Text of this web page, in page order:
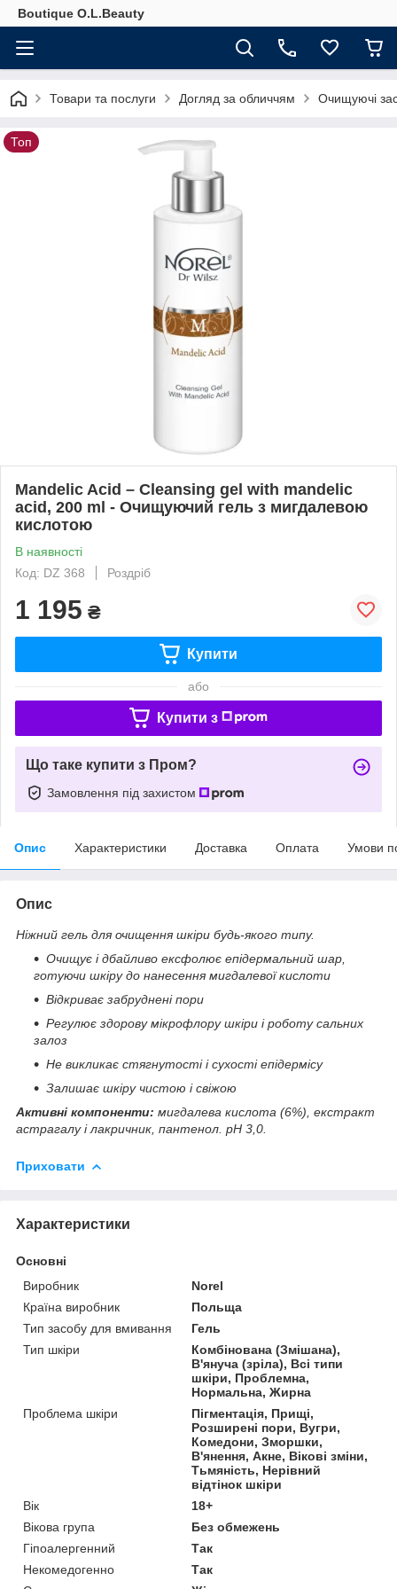
Boutique O.L.Beauty
Товари та послуги Догляд за обличчям Очищуючі
Топ
Mandelic Acid – Cleansing gel with mandelic
acid, 200 ml - Очищуючий гель з мигдалевою
кислотою
В наявності
Код: DZ 368
Роздріб
1 195 ₴
Купити
або
Купити з
Що таке купити з Пром?
Замовлення під захистом
Опис Характеристики Доставка Оплата Умови
Опис
Ніжний гель для очищення шкіри будь-якого типу.
Очищує і дбайливо ексфолює епідермальний шар,
готуючи шкіру до нанесення мигдалевої кислоти
Відкриває забруднені пори
Регулює здорову мікрофлору шкіри і роботу сальних
залоз
Не викликає стягнутості і сухості епідермісу
Залишає шкіру чистою і свіжою
Активні компоненти: мигдалева кислота (6%), екстракт
астрагалу і лакричник, пантенол. pH 3,0.
Приховати
Характеристики
Основні
Виробник
Norel
Країна виробник
Польща
Тип засобу для вмивання
Гель
Тип шкіри
Комбінована (Змішана),
В'януча (зріла), Всі типи
шкіри, Проблемна,
Нормальна, Жирна
Проблема шкіри
Пігментація, Прищі,
Розширені пори, Вугри,
Комедони, Зморшки,
В'янення, Акне, Вікові зміни,
Тьмяність, Нерівний
відтінок шкіри
Вік
18+
Вікова група
Без обмежень
Гіпоалергенний
Так
Некомедогенно
Так